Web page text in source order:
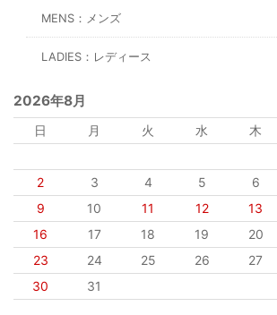
MENS：メンズ
LADIES：レディース
2026年8月
日 月 火 水 木
2
3 4 5 6
9
10 11 12 13
16
17 18 19 20
23
24 25 26 27
30
31